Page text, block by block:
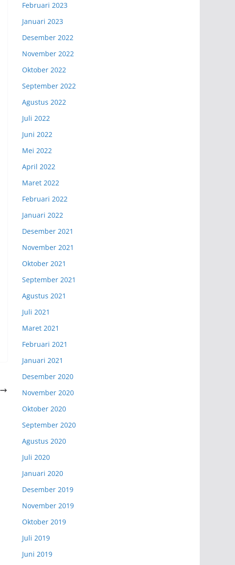
Februari 2023
Januari 2023
Desember 2022
November 2022
Oktober 2022
September 2022
Agustus 2022
Juli 2022
Juni 2022
Mei 2022
April 2022
Maret 2022
Februari 2022
Januari 2022
Desember 2021
November 2021
Oktober 2021
September 2021
Agustus 2021
Juli 2021
Maret 2021
Februari 2021
Januari 2021
Desember 2020
November 2020
Oktober 2020
September 2020
Agustus 2020
Juli 2020
Januari 2020
Desember 2019
November 2019
Oktober 2019
Juli 2019
Juni 2019